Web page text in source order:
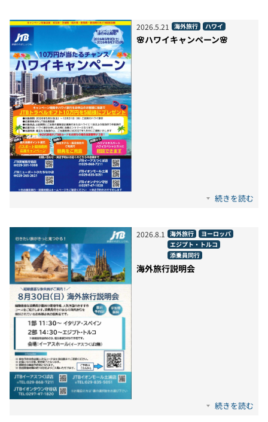
2026.5.21 海外旅行 ハワイ
🌸ハワイキャンペーン🌸
続きを読む
2026.8.1 海外旅行
ヨーロッパ
エジプト・トルコ
添乗員同行
海外旅行説明会
続きを読む